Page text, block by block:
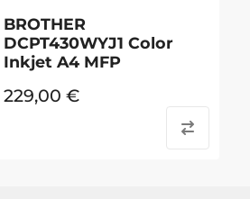
BROTHER
DCPT430WYJ1 Color
Inkjet A4 MFP
229,00 €